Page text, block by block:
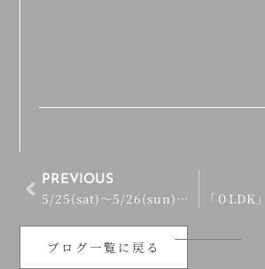
PREVIOUS
5/25(sat)～5/26(sun)「0LDK」OPEN HOUSE開催！ 「０LDK
ブログ一覧に戻る